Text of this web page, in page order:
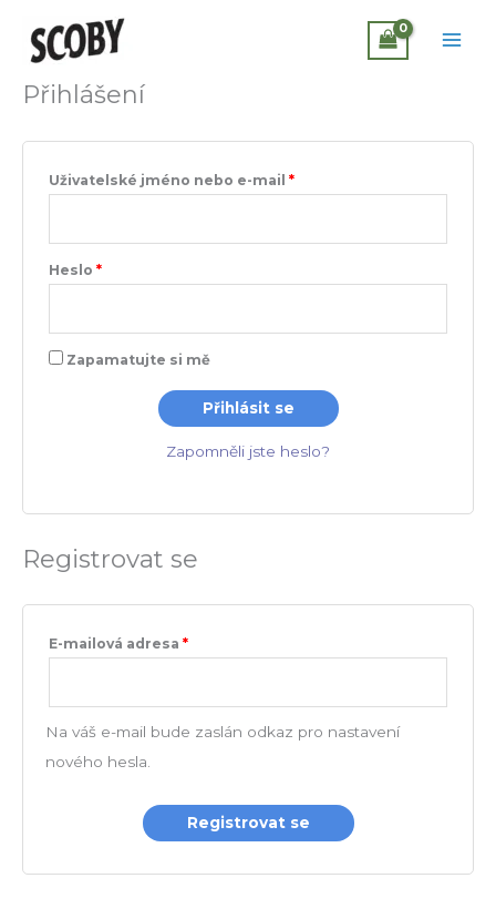
Přihlášení
Uživatelské jméno nebo e-mail *
Heslo *
Zapamatujte si mě
Přihlásit se
Zapomněli jste heslo?
Registrovat se
E-mailová adresa *
Na váš e-mail bude zaslán odkaz pro nastavení
nového hesla.
Registrovat se